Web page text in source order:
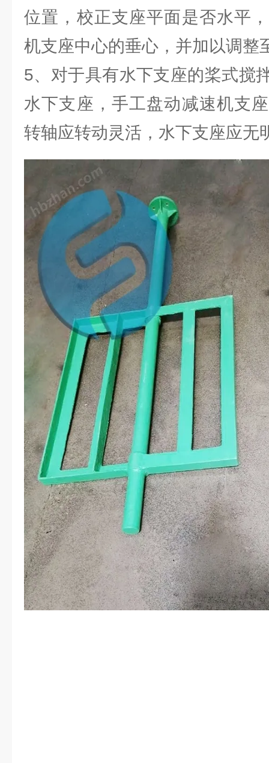
位置，校正支座平面是否水平
机支座中心的垂心，并加以调整
5、对于具有水下支座的桨式搅
水下支座，手工盘动减速机支
转轴应转动灵活，水下支座应无